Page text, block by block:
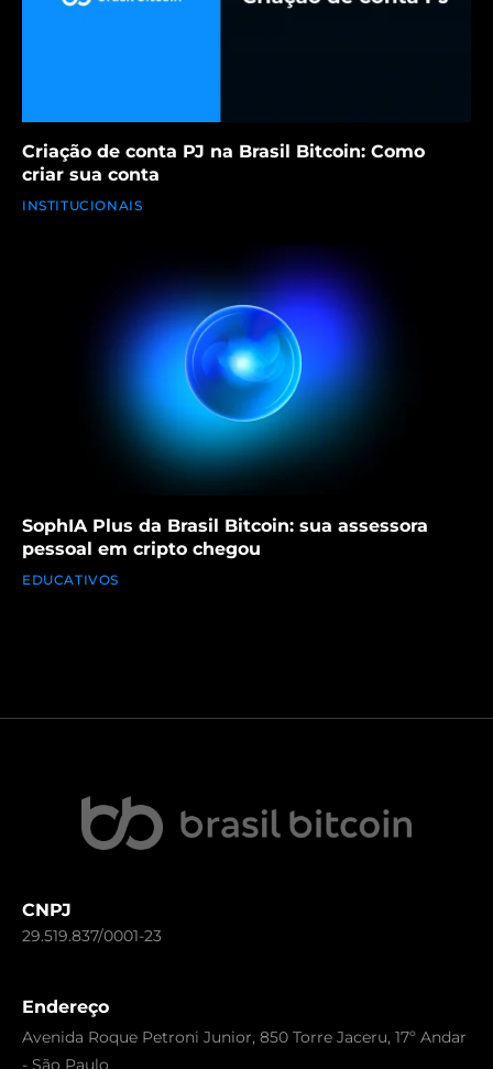
Criação de conta PJ na Brasil Bitcoin: Como
criar sua conta
INSTITUCIONAIS
SophIA Plus da Brasil Bitcoin: sua assessora
pessoal em cripto chegou
EDUCATIVOS
CNPJ
29.519.837/0001-23
Endereço
Avenida Roque Petroni Junior, 850 Torre Jaceru, 17º Andar
- São Paulo